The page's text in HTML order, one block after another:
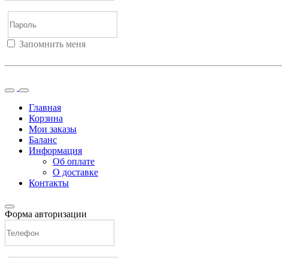
Запомнить меня
Главная
Корзина
Мои заказы
Баланс
Информация
Об оплате
О доставке
Контакты
Форма авторизации